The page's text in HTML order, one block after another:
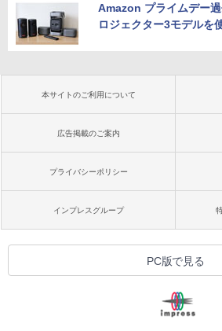
Amazon プライムデー
ロジェクター3モデルを
本サイトのご利用について
広告掲載のご案内
プライバシーポリシー
インプレスグループ
PC版で見る